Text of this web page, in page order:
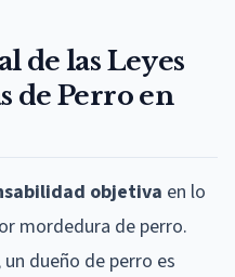
de las Leyes
de Perro en
objetiva en lo
mordedura de perro.
un dueño de perro es